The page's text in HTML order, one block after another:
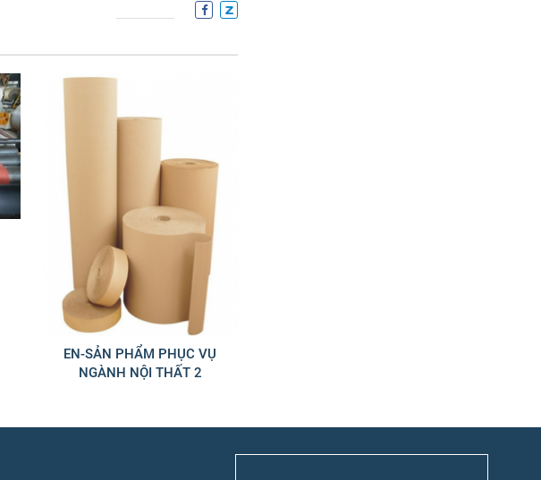
EN-SẢN PHẨM PHỤC VỤ
NGÀNH NỘI THẤT 2